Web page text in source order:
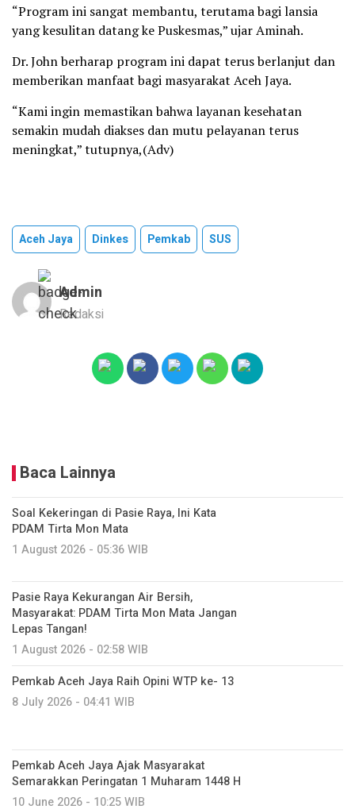
“Program ini sangat membantu, terutama bagi lansia
yang kesulitan datang ke Puskesmas,” ujar Aminah.
Dr. John berharap program ini dapat terus berlanjut dan
memberikan manfaat bagi masyarakat Aceh Jaya.
“Kami ingin memastikan bahwa layanan kesehatan
semakin mudah diakses dan mutu pelayanan terus
meningkat,” tutupnya,(Adv)
Aceh Jaya Dinkes Pemkab SUS
Admin
Redaksi
Baca Lainnya
Soal Kekeringan di Pasie Raya, Ini Kata
PDAM Tirta Mon Mata
1 August 2026 - 05:36 WIB
Pasie Raya Kekurangan Air Bersih,
Masyarakat: PDAM Tirta Mon Mata Jangan
Lepas Tangan!
1 August 2026 - 02:58 WIB
Pemkab Aceh Jaya Raih Opini WTP ke- 13
8 July 2026 - 04:41 WIB
Pemkab Aceh Jaya Ajak Masyarakat
Semarakkan Peringatan 1 Muharam 1448 H
10 June 2026 - 10:25 WIB